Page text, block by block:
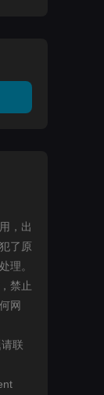
，出
了原
理。
禁止
网
联